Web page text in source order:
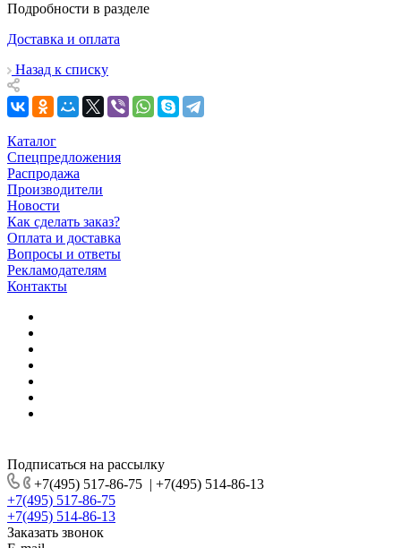
Подробности в разделе
Доставка и оплата
Назад к списку
Каталог
Спецпредложения
Распродажа
Производители
Новости
Как сделать заказ?
Оплата и доставка
Вопросы и ответы
Рекламодателям
Контакты
Подписаться на рассылку
+7(495) 517-86-75 | +7(495) 514-86-13
+7(495) 517-86-75
+7(495) 514-86-13
Заказать звонок